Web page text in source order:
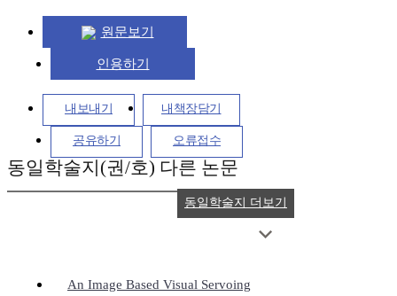
원문보기
인용하기
내보내기 내책장담기
공유하기 오류접수
동일학술지(권/호) 다른 논문
An Image Based Visual Servoing
동일학술지 더보기